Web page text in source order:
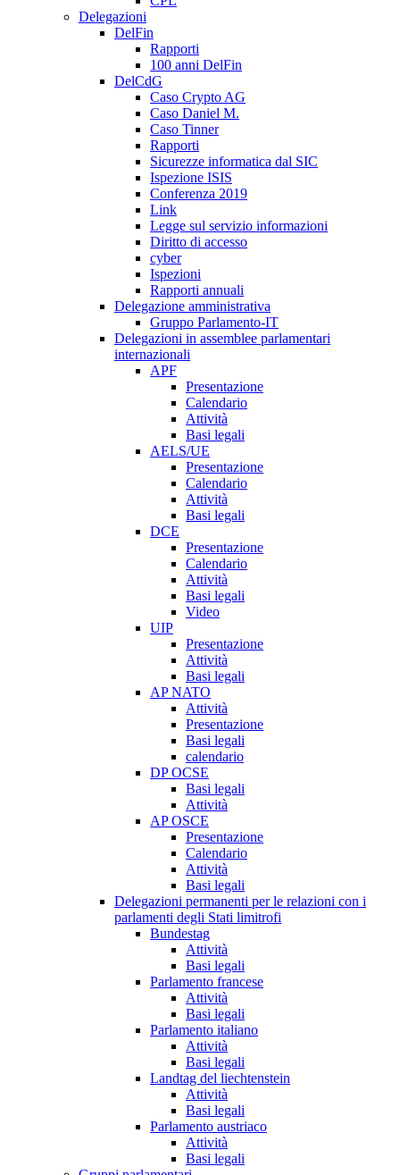
Delegazioni
DelFin
Rapporti
100 anni DelFin
DelCdG
Caso Crypto AG
Caso Daniel M.
Caso Tinner
Rapporti
Sicurezze informatica dal SIC
Ispezione ISIS
Conferenza 2019
Link
Legge sul servizio informazioni
Diritto di accesso
cyber
Ispezioni
Rapporti annuali
Delegazione amministrativa
Gruppo Parlamento-IT
Delegazioni in assemblee parlamentari
internazionali
APF
Presentazione
Calendario
Attività
Basi legali
AELS/UE
Presentazione
Calendario
Attività
Basi legali
DCE
Presentazione
Calendario
Attività
Basi legali
Video
UIP
Presentazione
Attività
Basi legali
AP NATO
Attività
Presentazione
Basi legali
calendario
DP OCSE
Basi legali
Attività
AP OSCE
Presentazione
Calendario
Attività
Basi legali
Delegazioni permanenti per le relazioni con i
parlamenti degli Stati limitrofi
Bundestag
Attività
Basi legali
Parlamento francese
Attività
Basi legali
Parlamento italiano
Attività
Basi legali
Landtag del liechtenstein
Attività
Basi legali
Parlamento austriaco
Attività
Basi legali